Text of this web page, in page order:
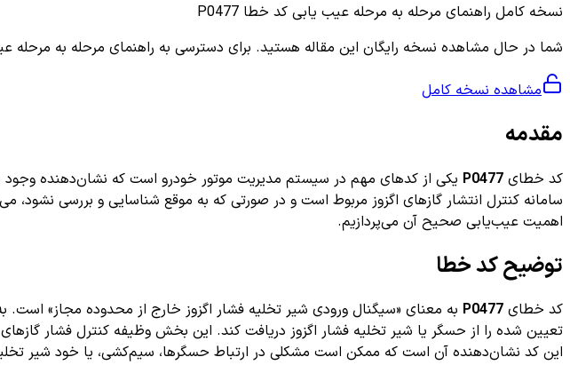
نسخه کامل راهنمای مرحله به مرحله عیب یابی کد خطا P0477
شما در حال مشاهده نسخه رایگان این مقاله هستید. برای دسترسی به راهنمای مرحله به مرحله
مشاهده نسخه کامل
مقدمه
کد خطای P0477
سامانه کنترل انتشار گازهای اگزوز مربوط است و در صورتی که به موقع شناسایی و بررسی نشود،
اهمیت عیب‌یابی صحیح آن می‌پردازیم.
توضیح کد خطا
کد خطای P0477 به معنای «سیگنال ورودی شیر تخلیه فشار اگزوز خارج از محدوده مجاز» است.
تعیین شده را از حسگر یا شیر تخلیه فشار اگزوز دریافت کند. این بخش وظیفه کنترل فشار گازهای
این کد نشان‌دهنده آن است که ممکن است مشکلی در ارتباط حسگرها، سیم‌کشی، یا خود شیر